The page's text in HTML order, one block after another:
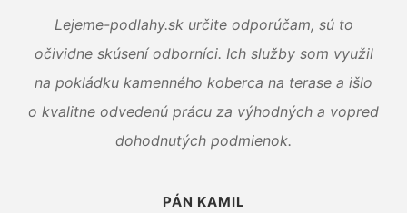
Lejeme-podlahy.sk určite odporúčam, sú to
očividne skúsení odborníci. Ich služby som využil
na pokládku kamenného koberca na terase a išlo
o kvalitne odvedenú prácu za výhodných a vopred
dohodnutých podmienok.
PÁN KAMIL